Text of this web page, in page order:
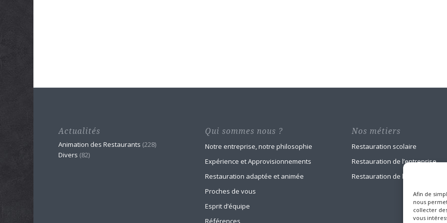
Afin de
nous
collecter
vous
Actualités
Animation des Restaurants (228)
Divers (82)
Qui sommes nous ?
Notre entreprise, notre philosophie
Expérience et Approvisionnements
Restauration adaptée et animée
Proches de vous
Esprit d’équipe
Références
Nos métiers
Restauration scolaire
Restauration de l’entreprise
Restauration de la santé